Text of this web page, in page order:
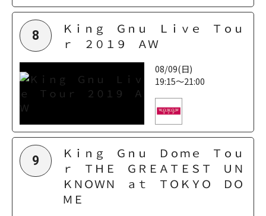
8
Ｋｉｎｇ Ｇｎｕ Ｌｉｖｅ Ｔｏｕ
ｒ ２０１９ ＡＷ
08/09(日)
19:15～21:00
9
Ｋｉｎｇ Ｇｎｕ Ｄｏｍｅ Ｔｏｕ
ｒ ＴＨＥ ＧＲＥＡＴＥＳＴ ＵＮ
ＫＮＯＷＮ ａｔ ＴＯＫＹＯ ＤＯ
ＭＥ